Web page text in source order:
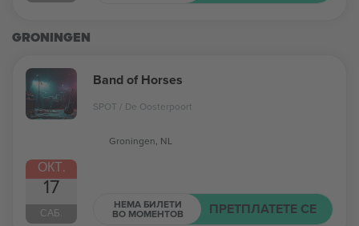
GRONINGEN
ОКТ.
17
САБ.
Band of Horses
SPOT / De Oosterpoort
Groningen, NL
НЕМА БИЛЕТИ
ВО МОМЕНТОВ ПРЕТПЛАТЕТЕ СЕ